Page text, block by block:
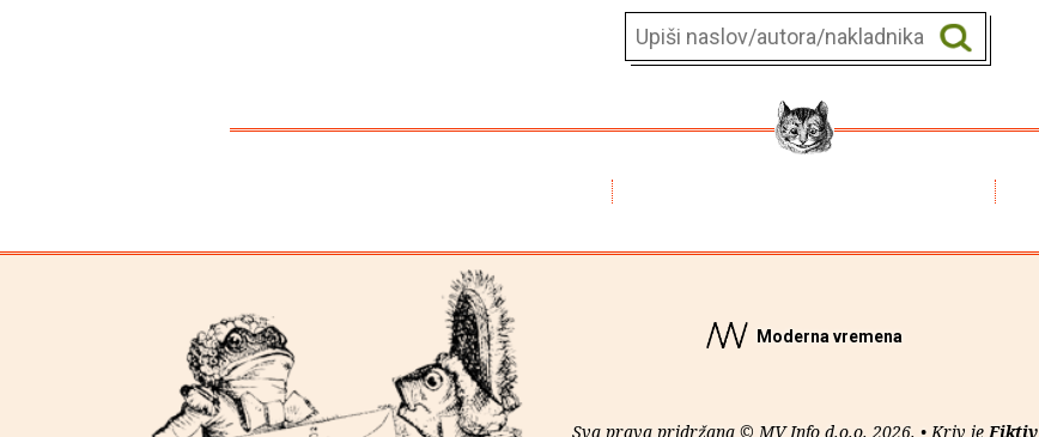
Moderna vremena
Sva prava pridržana © MV Info d.o.o. 2026. • Kriv je Fiktiv